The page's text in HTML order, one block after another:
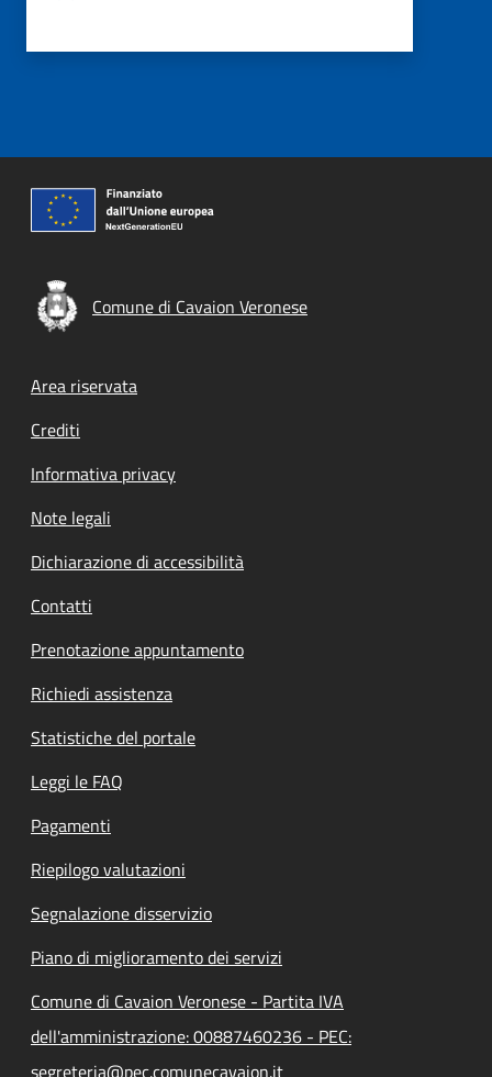
Comune di Cavaion Veronese
Footer menu
Area riservata
Crediti
Informativa privacy
Note legali
Dichiarazione di accessibilità
Contatti
Prenotazione appuntamento
Richiedi assistenza
Statistiche del portale
Leggi le FAQ
Pagamenti
Riepilogo valutazioni
Segnalazione disservizio
Piano di miglioramento dei servizi
Comune di Cavaion Veronese - Partita IVA
dell'amministrazione: 00887460236 - PEC:
segreteria@pec.comunecavaion.it